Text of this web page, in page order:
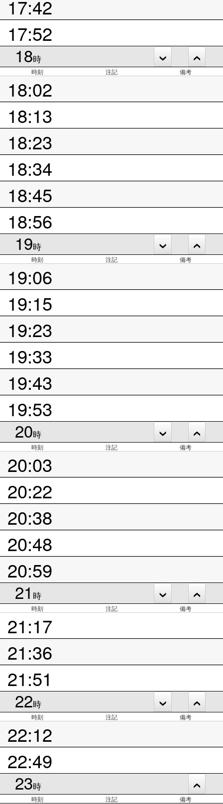
17:42
17:52
18時
時刻 注記 備考
18:02
18:13
18:23
18:34
18:45
18:56
19時
時刻 注記 備考
19:06
19:15
19:23
19:33
19:43
19:53
20時
時刻 注記 備考
20:03
20:22
20:38
20:48
20:59
21 時
時刻 注記 備考
21:17
21:36
21:51
22時
時刻 注記 備考
22:12
22:49
23時
時刻 注記 備考